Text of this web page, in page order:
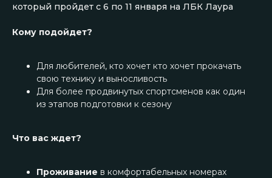
который пройдет с 6 по 11 января на ЛБК Лаура
Кому подойдет?
Для любителей, кто хочет кто хочет прокачать
свою технику и выносливость
Для более продвинутых спортсменов как один
из этапов подготовки к сезону
Что вас ждет?
Проживание в комфортабельных номерах